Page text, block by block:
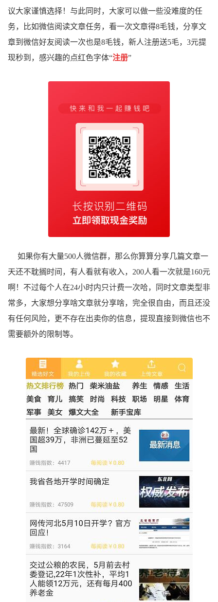
议大家谨慎选择！与此同时，大家可以做一些没难度的任
务，比如微信阅读文章任务，看一次文章得8毛钱，分享文
章到微信好友阅读一次也是8毛钱，新人注册送5毛，3元提
现秒到，感兴趣的点红色字体“注册”
如果你有大量500人微信群，那么你算算分享几篇文章一
天还不耽搁时间，有人看就有收入，200人看一次就是160元
啊！不过每个人在24小时内只计费一次哈，同时文章类型非
常多，大家想分享啥文章就分享啥，完全很自由，而且还没
有任何风险，更不存在出卖你的信息，提现直接到微信也不
需要额外的限制等。